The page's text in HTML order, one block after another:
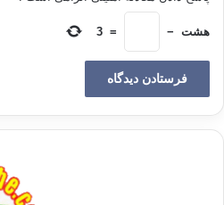
را به قلب آدمي برسانيد و اگر توانستيد
تصرف خود
در آوريد،بر كل حكومت آدمي تسلط يا فته
خاست و
گفت:اي رئيس بزرگ،عبور از اين دروازه
نتوانند
از دروازه ها بايد از نيروهاي خود آدمي
هشت −
=
3